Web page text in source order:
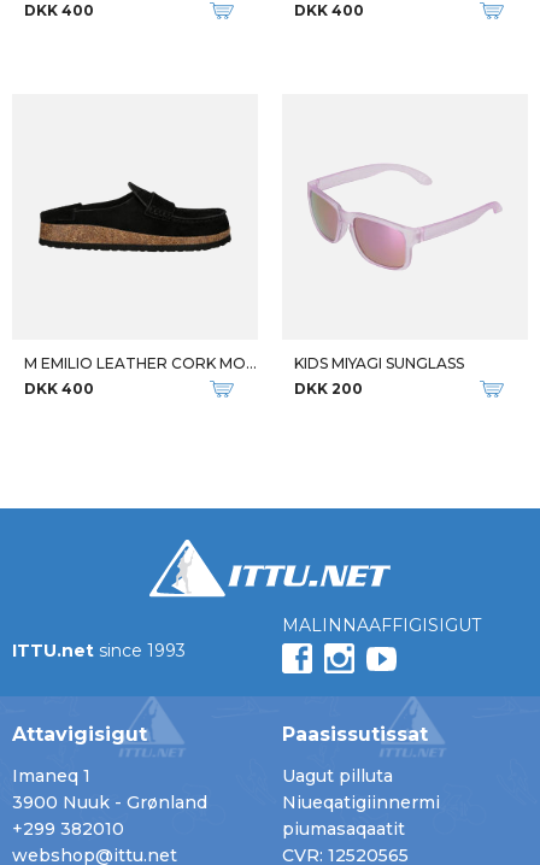
DKK 400
DKK 400
M EMILIO LEATHER CORK MOC V2
DKK 400
KIDS MIYAGI SUNGLASS
DKK 200
ITTU.net since 1993
MALINNAAFFIGISIGUT
Attavigisigut
Imaneq 1
3900 Nuuk - Grønland
+299 382010
webshop@ittu.net
Paasissutissat
Uagut pilluta
Niueqatigiinnermi
piumasaqaatit
CVR: 12520565